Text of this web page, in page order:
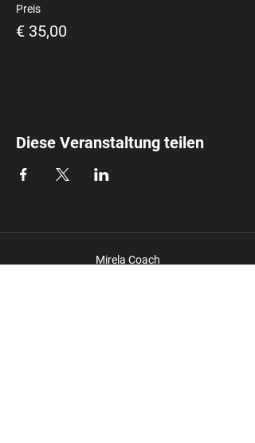
Preis
€ 35,00
Diese Veranstaltung teilen
Mirela Coach